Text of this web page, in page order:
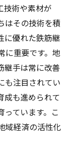
手技術力
評価
の貢献
ット
の建設業界
技術や素材が
はその技術を積
に優れた鉄筋継
に重要です。地
継手は常に改善
も注目されてい
成も進められて
っています。こ
域経済の活性化